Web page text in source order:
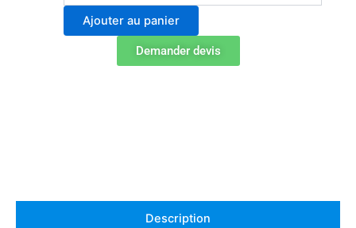
Balance
analytique
Ajouter au panier
Demander devis
Description